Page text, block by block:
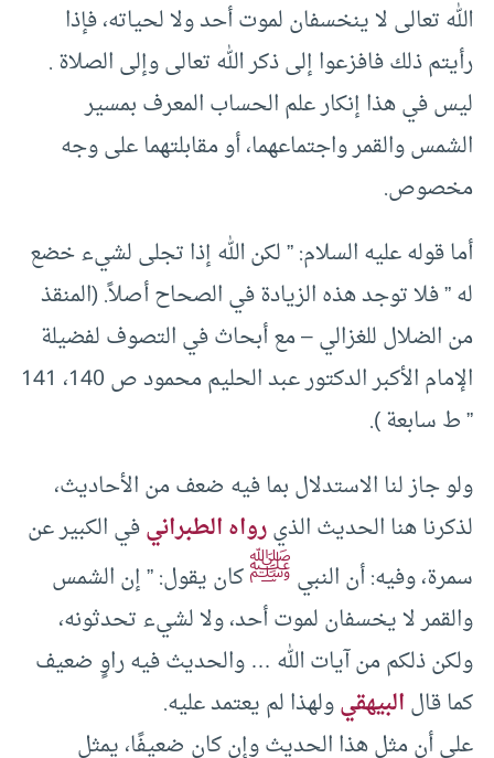
الله تعالى لا ينخسفان لموت أحد ولا لحياته، فإذا
رأيتم ذلك فافزعوا إلى ذكر الله تعالى وإلى الصلاة .
ليس في هذا إنكار علم الحساب المعرف بمسير
الشمس والقمر واجتماعهما، أو مقابلتهما على وجه
مخصوص.
أما قوله عليه السلام: ” لكن الله إذا تجلى لشيء خضع
له ” فلا توجد هذه الزيادة في الصحاح أصلاً. (المنقذ
من الضلال للغزالي – مع أبحاث في التصوف لفضيلة
الإمام الأكبر الدكتور عبد الحليم محمود ص 140، 141
” ط سابعة ).
ولو جاز لنا الاستدلال بما فيه ضعف من الأحاديث،
لذكرنا هنا الحديث الذيرواه الطبرانيفي الكبير عن
سمرة، وفيه: أن النبيﷺكان يقول: ” إن الشمس
والقمر لا يخسفان لموت أحد، ولا لشيء تحدثونه،
ولكن ذلكم من آيات الله … والحديث فيه راوٍ ضعيف
كما قالالبيهقيولهذا لم يعتمد عليه.
على أن مثل هذا الحديث وإن كان ضعيفًا، يمثل